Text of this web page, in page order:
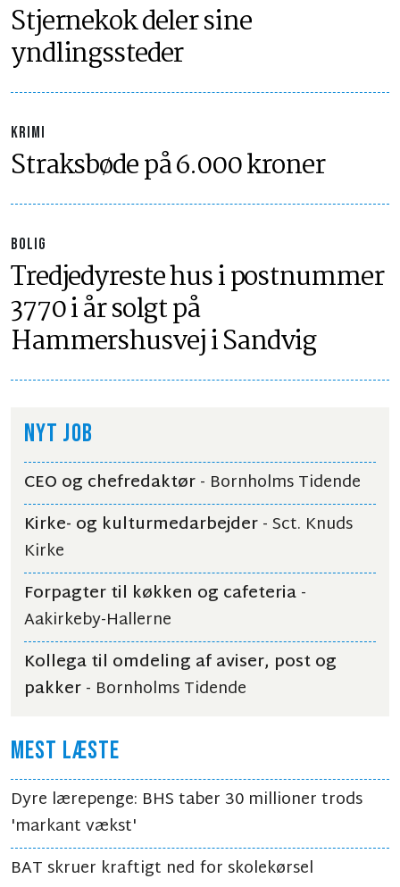
Stjernekok deler sine
yndlingssteder
KRIMI
Straksbøde på 6.000 kroner
BOLIG
Tredjedyreste hus i postnummer
3770 i år solgt på
Hammershusvej i Sandvig
NYT JOB
CEO og chefredaktør- Bornholms Tidende
Kirke- og kulturmedarbejder- Sct. Knuds
Kirke
Forpagter til køkken og cafeteria-
Aakirkeby-Hallerne
Kollega til omdeling af aviser, post og
pakker- Bornholms Tidende
MEST LÆSTE
Dyre lærepenge: BHS taber 30 millioner trods
'markant vækst'
BAT skruer kraftigt ned for skolekørsel